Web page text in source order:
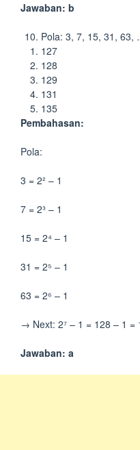
Jawaban: b
Pola: 3, 7, 15, 31, 63,
127
128
129
131
135
Pembahasan:
Pola:
3 = 2² – 1
7 = 2³ – 1
15 = 2⁴ – 1
31 = 2⁵ – 1
63 = 2⁶ – 1
→ Next: 2⁷ – 1 = 128 – 1 =
Jawaban: a